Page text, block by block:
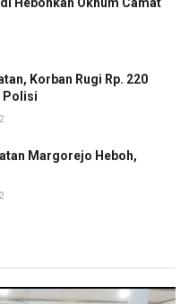
Korban Rugi Rp. 220
Polisi
Margorejo Heboh,